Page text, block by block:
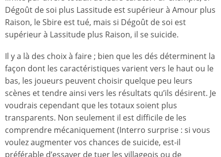
Dégoût de soi plus Lassitude est supérieur à Amour plus
Raison, le Sbire est tué, mais si Dégoût de soi est
supérieur à Lassitude plus Raison, il se suicide.
Il y a là des choix à faire ; bien que les dés déterminent la
façon dont les caractéristiques varient vers le haut ou le
bas, les joueurs peuvent choisir quelque peu leurs
scènes et tendre ainsi vers les résultats qu’ils désirent. Je
voudrais cependant que les totaux soient plus
transparents. Non seulement il est difficile de les
comprendre mécaniquement (Interro surprise : si vous
voulez augmenter vos chances de suicide, est-il
préférable d’essayer de tuer les villageois ou de